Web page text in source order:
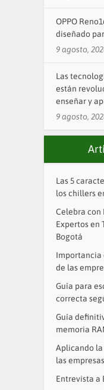
OPPO
diseñado
9 agosto,
Las
están
enseñar y
9 agosto,
Las 5
los chillers
Celebra con
Expertos en
Bogotá
Importancia
de las
Guía para
correcta
Guía
memoria
Aplicando
las empresas
Entrevista a